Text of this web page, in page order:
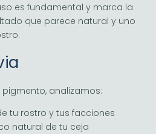
es fundamental y marca la
que parece natural y uno
analizamos:
tu rostro y tus facciones
natural de tu ceja